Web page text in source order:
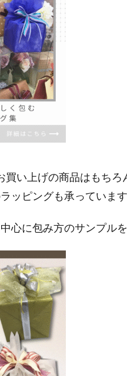
い上げの商品はもちろ
ッピングも承っています
心に包み方のサンプル